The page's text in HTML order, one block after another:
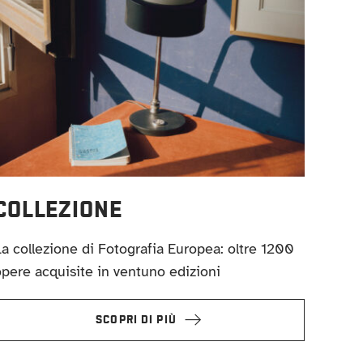
collezione di Fotografia Europea: oltre 1200
acquisite in ventuno edizioni
SCOPRI DI PIÙ